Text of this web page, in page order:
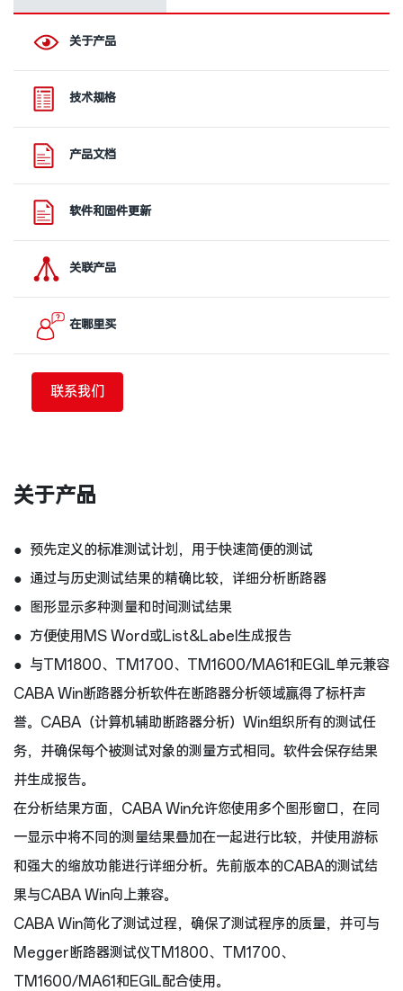
关于产品
技术规格
产品文档
软件和固件更新
关联产品
在哪里买
联系我们
关于产品
● 预先定义的标准测试计划，用于快速简便的测试
● 通过与历史测试结果的精确比较，详细分析断路器
● 图形显示多种测量和时间测试结果
● 方便使用MS Word或List&Label生成报告
● 与TM1800、TM1700、TM1600/MA61和EGIL单元兼容
CABA Win断路器分析软件在断路器分析领域赢得了标杆声
誉。CABA（计算机辅助断路器分析）Win组织所有的测试任
务，并确保每个被测试对象的测量方式相同。软件会保存结果
并生成报告。
在分析结果方面，CABA Win允许您使用多个图形窗口，在同
一显示中将不同的测量结果叠加在一起进行比较，并使用游标
和强大的缩放功能进行详细分析。先前版本的CABA的测试结
果与CABA Win向上兼容。
CABA Win简化了测试过程，确保了测试程序的质量，并可与
Megger断路器测试仪TM1800、TM1700、
TM1600/MA61和EGIL配合使用。